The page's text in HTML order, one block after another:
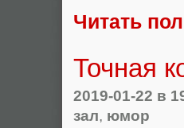
Читать
Точная
2019-01-22 в
зал, юмор